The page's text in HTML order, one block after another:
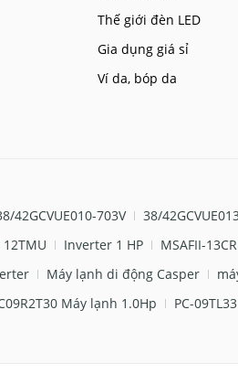
Thế giới đèn LED
Gia dụng giá sỉ
Ví da, bóp da
42GCVUE010-703V 38/
12TMU Inverter 1 HP MSAFII-
Máy lạnh di động Casper
Máy lạnh 1.0Hp PC-09TL33